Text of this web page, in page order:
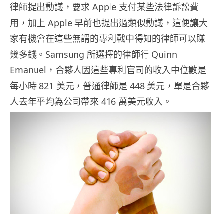
律師提出動議，要求 Apple 支付某些法律訴訟費
用，加上 Apple 早前也提出過類似動議，這便讓大
家有機會在這些無謂的專利戰中得知的律師可以賺
幾多錢。Samsung 所選擇的律師行 Quinn
Emanuel，合夥人因這些專利官司的收入中位數是
每小時 821 美元，普通律師是 448 美元，單是合夥
人去年平均為公司帶來 416 萬美元收入。